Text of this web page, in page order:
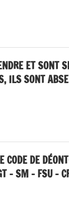
ET SONT
ILS SONT
CODE DE
– SM – FSU –